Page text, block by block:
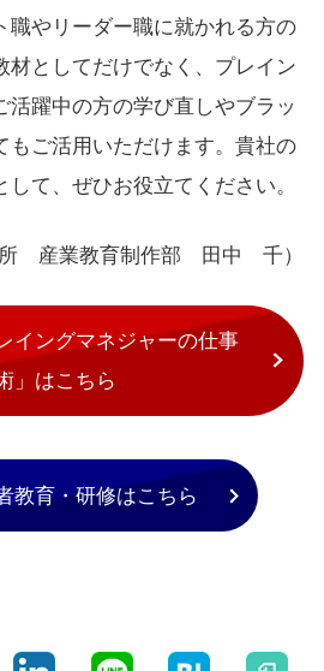
職やリーダー職に就かれる方の
材としてだけでなく、プレイン
活躍中の方の学び直しやブラッ
もご活用いただけます。貴社の
して、ぜひお役立てください。
所 産業教育制作部 田中 千）
イングマネジャーの仕事
」はこちら
教育・研修はこちら